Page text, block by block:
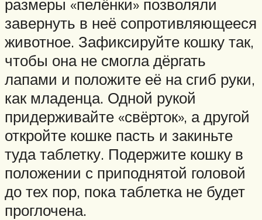
размеры «пелёнки» позволяли
завернуть в неё сопротивляющееся
животное. Зафиксируйте кошку так,
чтобы она не смогла дёргать
лапами и положите её на сгиб руки,
как младенца. Одной рукой
придерживайте «свёрток», а другой
откройте кошке пасть и закиньте
туда таблетку. Подержите кошку в
положении с приподнятой головой
до тех пор, пока таблетка не будет
проглочена.